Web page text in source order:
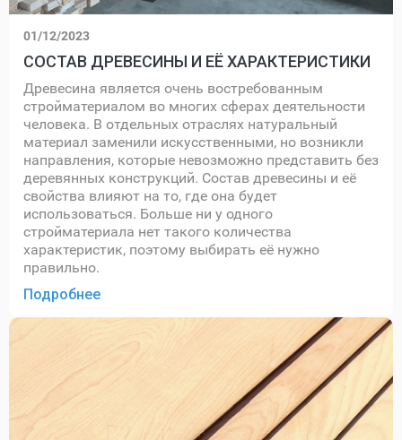
01/12/2023
СОСТАВ ДРЕВЕСИНЫ И ЕЁ ХАРАКТЕРИСТИКИ
Древесина является очень востребованным
стройматериалом во многих сферах деятельности
человека. В отдельных отраслях натуральный
материал заменили искусственными, но возникли
направления, которые невозможно представить без
деревянных конструкций. Состав древесины и её
свойства влияют на то, где она будет
использоваться. Больше ни у одного
стройматериала нет такого количества
характеристик, поэтому выбирать её нужно
правильно.
Подробнее